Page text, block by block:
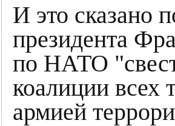
И это сказано
президента
по НАТО
коалиции всех
армией